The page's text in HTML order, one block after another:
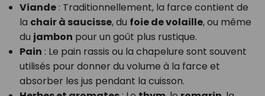
Viande: Traditionnellement, la farce contient de
la chair à saucisse, du foie de volaille, ou même
du jambon pour un goût plus rustique.
Pain : Le pain rassis ou la chapelure sont souvent
utilisés pour donner du volume à la farce et
absorber les jus pendant la cuisson.